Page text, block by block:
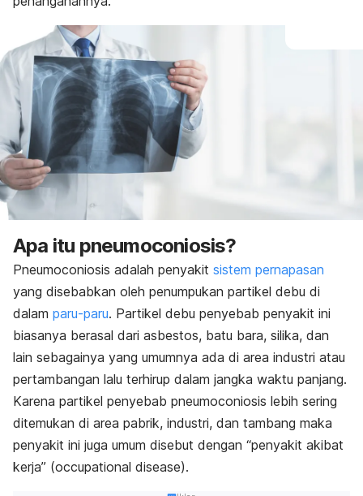
Apa itu pneumoconiosis?
Pneumoconiosis adalah penyakit sistem pernapasan
yang disebabkan oleh penumpukan partikel debu di
dalam paru-paru. Partikel debu penyebab penyakit ini
biasanya berasal dari asbestos, batu bara, silika, dan
lain sebagainya yang umumnya ada di area industri atau
pertambangan lalu terhirup dalam jangka waktu panjang.
Karena partikel penyebab pneumoconiosis lebih sering
ditemukan di area pabrik, industri, dan tambang maka
penyakit ini juga umum disebut dengan “penyakit akibat
kerja” (occupational disease).